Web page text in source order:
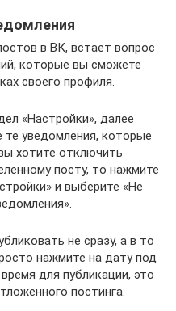
в ВК, встает вопрос
которые вы сможете
своего профиля.
«Настройки», далее
уведомления, которые
хотите отключить
посту, то нажмите
и выберите «Не
не сразу, а в то
нажмите на дату под
для публикации, это
постинга.